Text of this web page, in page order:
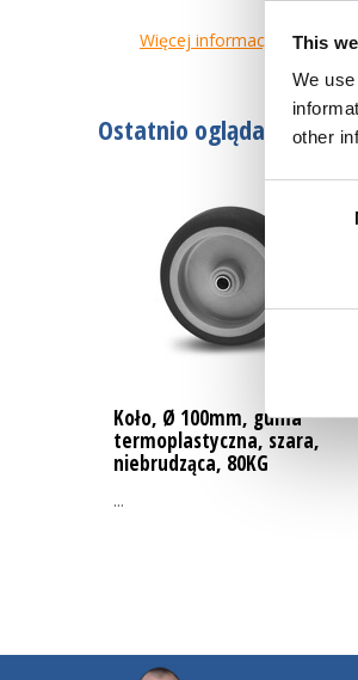
This
We
other
Selection
Więcej informacji
Ostatnio oglądane
Koło, Ø 100mm, guma
termoplastyczna, szara,
niebrudząca, 80KG
...